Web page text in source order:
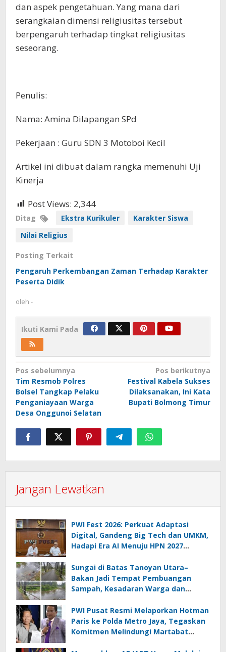
dan aspek pengetahuan. Yang mana dari
serangkaian dimensi religiusitas tersebut
berpengaruh terhadap tingkat religiusitas
seseorang.
Penulis:
Nama: Amina Dilapangan SPd
Pekerjaan : Guru SDN 3 Motoboi Kecil
Artikel ini dibuat dalam rangka memenuhi Uji
Kinerja
Post Views: 2,344
Ditag Ekstra Kurikuler
Karakter Siswa
Nilai Religius
Posting Terkait
Pengaruh Perkembangan Zaman Terhadap Karakter
Peserta Didik
oleh -
Ikuti Kami Pada
Navigasi
pos
Pos sebelumnya
Tim Resmob Polres
Bolsel Tangkap Pelaku
Penganiayaan Warga
Desa Onggunoi Selatan
Pos berikutnya
Festival Kabela Sukses
Dilaksanakan, Ini Kata
Bupati Bolmong Timur
Jangan Lewatkan
PWI Fest 2026: Perkuat Adaptasi
Digital, Gandeng Big Tech dan UMKM,
Hadapi Era AI Menuju HPN 2027
Sungai di Batas Tanoyan Utara–
Bakan Jadi Tempat Pembuangan
Sampah, Kesadaran Warga dan
PWI Pusat Resmi Melaporkan Hotman
Paris ke Polda Metro Jaya, Tegaskan
Komitmen Melindungi Martabat